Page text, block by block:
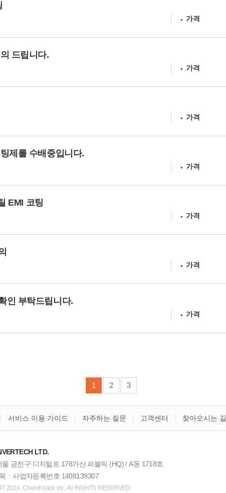
가격
드립니다.
가격
가격
제를 수배중입니다.
가격
EMI 코팅
가격
가격
인 부탁드립니다.
가격
1 2 3
서비스 이용 가이드 자주하는 질문 고객센터 찾아오시는 길
LTD.
울 금천구 디지털로 178가산 퍼블릭 (HQ) / A동 1718호
ㆍ사업자등록번호 1408139307
2024. ChemKnock inc. All RIGHTS RESERVED.